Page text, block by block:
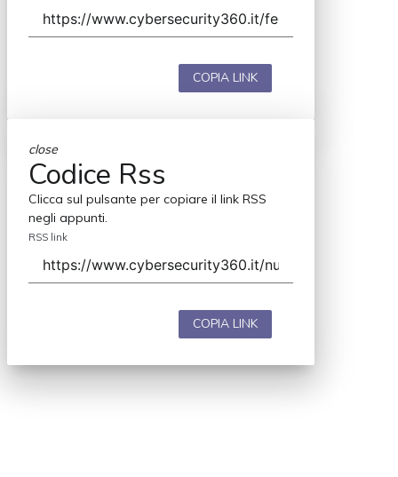
COPIA LINK
close
Codice Rss
Clicca sul pulsante per copiare il link RSS
negli appunti.
RSS link
COPIA LINK